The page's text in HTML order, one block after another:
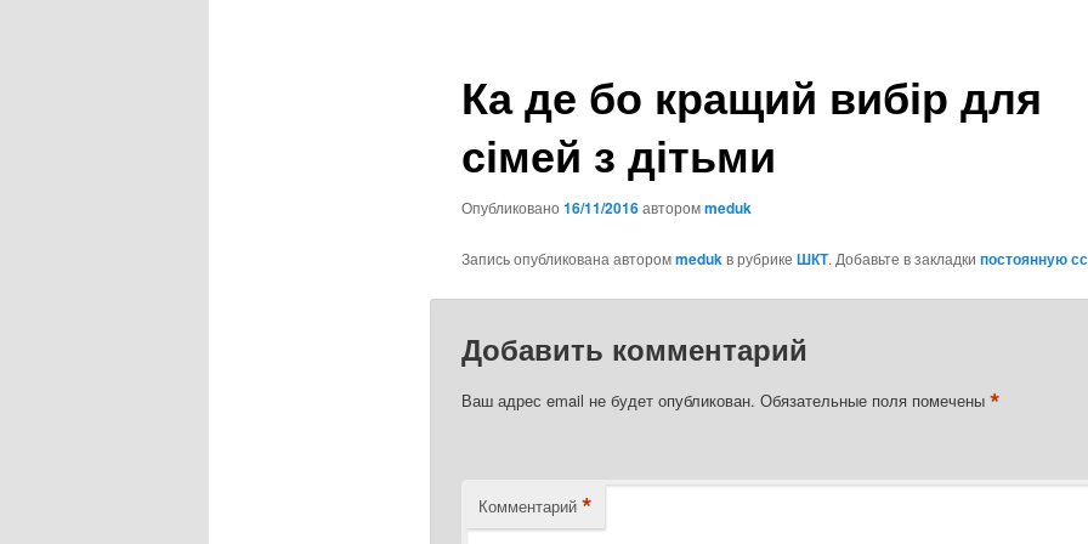
Ка де бо кращий вибір для
сімей з дітьми
Опубликовано 16/11/2016авторомmeduk
Запись опубликована авторомmedukв рубрике ШКТ. Добавьте в закладки постоянную
Добавить комментарий
Ваш адрес email не будет опубликован. Обязательные поля помечены *
Комментарий *